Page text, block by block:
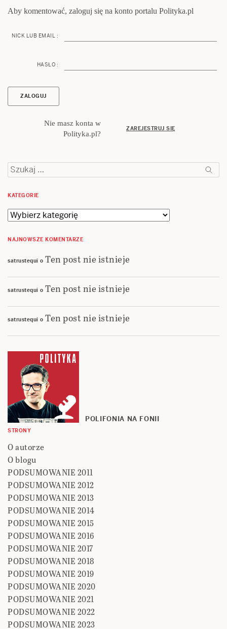
Aby komentować, zaloguj się na konto portalu Polityka.pl
NICK LUB EMAIL :
HASŁO :
Nie masz konta w
Polityka.pl?
ZAREJESTRUJ SIĘ
Szukaj:
KATEGORIE
Kategorie
NAJNOWSZE KOMENTARZE
satrustequi o Ten post nie istnieje
satrustequi o Ten post nie istnieje
satrustequi o Ten post nie istnieje
POLIFONIA NA FONII
STRONY
O autorze
O blogu
PODSUMOWANIE 2011
PODSUMOWANIE 2012
PODSUMOWANIE 2013
PODSUMOWANIE 2014
PODSUMOWANIE 2015
PODSUMOWANIE 2016
PODSUMOWANIE 2017
PODSUMOWANIE 2018
PODSUMOWANIE 2019
PODSUMOWANIE 2020
PODSUMOWANIE 2021
PODSUMOWANIE 2022
PODSUMOWANIE 2023